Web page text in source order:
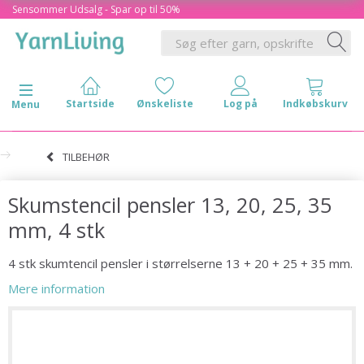
Sensommer Udsalg - Spar op til 50%
Skifte navigation
Menu
TILBEHØR
Skumstencil pensler 13, 20, 25, 35
mm, 4 stk
4 stk skumtencil pensler i størrelserne 13 + 20 + 25 + 35 mm.
Mere information